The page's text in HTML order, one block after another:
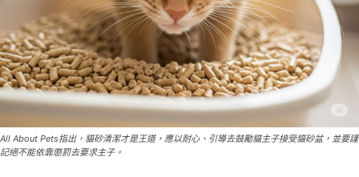
All About Pets指出，貓砂清潔才是王道，應以耐心、引導去鼓勵貓主子接受貓砂盆，並要謹
記絕不能依靠懲罰去要求主子。